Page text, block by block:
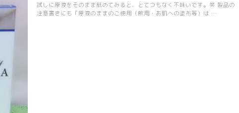
試しに原液をそのまま舐めてみると、とてつもなく不味いです。笑 製品の
注意書きにも「原液のままのご使用（飲用・お肌への塗布等）は …